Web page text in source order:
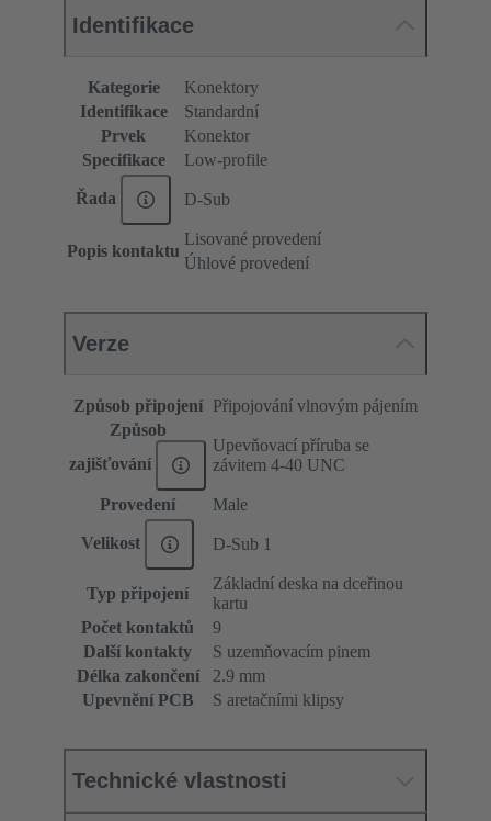
Identifikace
Kategorie
Konektory
Identifikace
Standardní
Prvek
Konektor
Specifikace
Low-profile
Řada D-Sub
Popis kontaktu
Lisované provedení
Úhlové provedení
Verze
Způsob připojení
Připojování vlnovým pájením
Způsob
zajišťování
Upevňovací příruba se
závitem 4-40 UNC
Provedení Male
Velikost D-Sub 1
Typ připojení
Základní deska na dceřinou
kartu
Počet kontaktů
9
Další kontakty
S uzemňovacím pinem
Délka zakončení
2.9 mm
Upevnění PCB
S aretačními klipsy
Technické vlastnosti